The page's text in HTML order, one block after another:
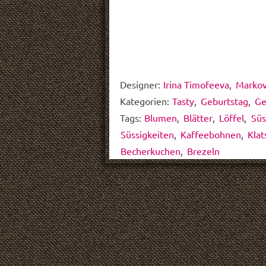
Designer: Irina Timofeeva
Kategorien: Tasty Geburtstag
Tags: Blumen Blätter Löffel
Süssigkeiten
Kaffeebohnen
Becherkuchen
Brezeln